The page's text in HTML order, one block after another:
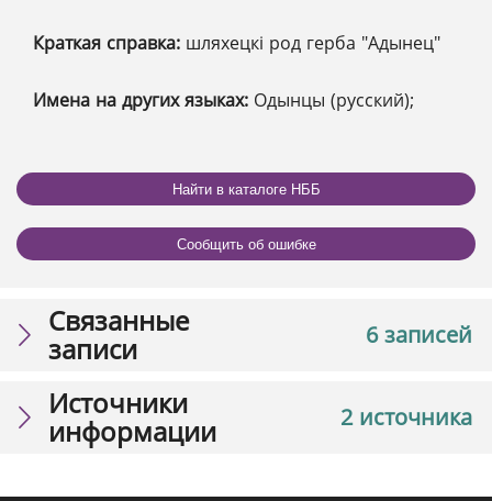
Краткая справка: шляхецкі род герба "Адынец"
Имена на других языках: Одынцы (русский);
Найти в каталоге НББ
Сообщить об ошибке
6 записей
Связанные
записи
2 источника
Источники
информации